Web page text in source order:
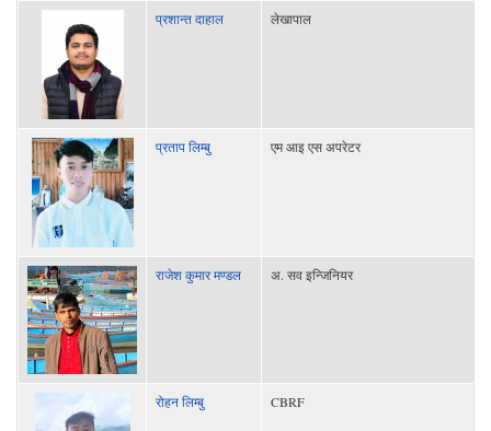
प्रशान्त दाहाल लेखापाल
प्रताप लिम्बु एम आइ एस अपरेटर
राजेश कुमार मण्डल अ. सव इन्जिनियर
रोहन लिम्बु CBRF